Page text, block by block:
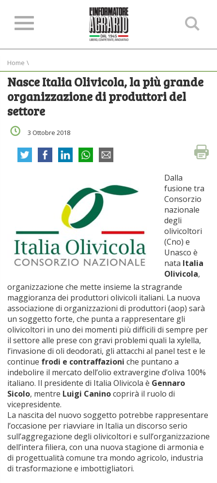
Home \
Nasce Italia Olivicola, la più grande
organizzazione di produttori del
settore
3 Ottobre 2018
Dalla
fusione tra
Consorzio
nazionale
degli
olivicoltori
(Cno) e
Unasco è
nata Italia
Olivicola,
organizzazione che mette insieme la stragrande
maggioranza dei produttori olivicoli italiani. La nuova
associazione di organizzazioni di produttori (aop) sarà
un soggetto forte, che punta a rappresentare gli
olivicoltori in uno dei momenti più difficili di sempre per
il settore alle prese con gravi problemi quali la xylella,
l’invasione di oli deodorati, gli attacchi al panel test e le
continue frodi e contraffazioni che puntano a
indebolire il mercato dell’olio extravergine d’oliva 100%
italiano. Il presidente di Italia Olivicola è Gennaro
Sicolo, mentre Luigi Caninocoprirà il ruolo di
vicepresidente.
La nascita del nuovo soggetto potrebbe rappresentare
l’occasione per riavviare in Italia un discorso serio
sull’aggregazione degli olivicoltori e sull’organizzazione
dell’intera filiera, con una nuova stagione di armonia e
di progettualità comune tra mondo agricolo, industria
di trasformazione e imbottigliatori.